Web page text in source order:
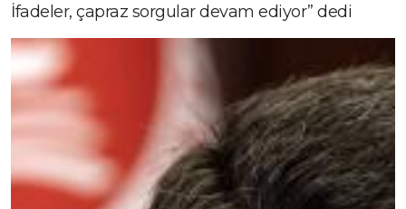
İfadeler, çapraz sorgular devam ediyor” dedi